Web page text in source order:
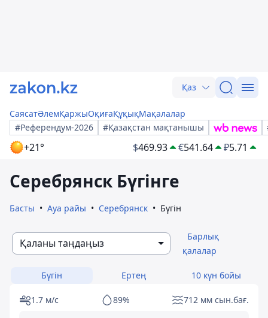
Қаз
СаясатӘлемҚаржыОқиғаҚұқықМақалалар
#Референдум-2026
#Қазақстан мақтанышы
+21° $469.93 €541.64 ₽5.71
Серебрянск Бүгінге
Басты Ауа райы Серебрянск Бүгін
Қаланы таңдаңыз
Барлық
қалалар
Бүгін Ертең 10 күн бойы
1.7 м/с 89% 712 мм сын.бағ.